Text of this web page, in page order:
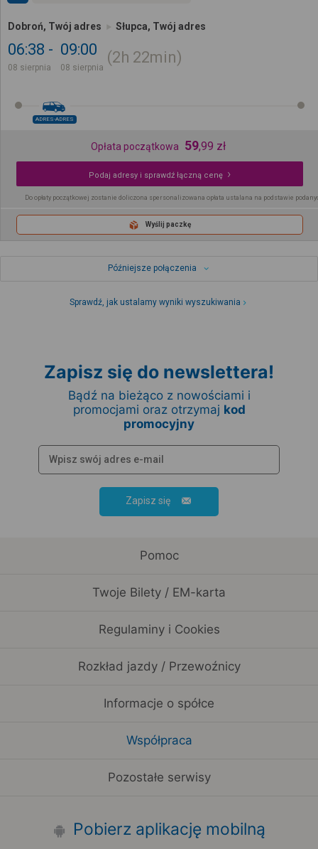
Dobroń, Twój adres Słupca, Twój adres
06:38
08 sierpnia
09:00
08 sierpnia
2h 22min
ADRES-ADRES
Opłata początkowa 59,99 zł
Podaj adresy i sprawdź łączną cenę
Do opłaty początkowej zostanie doliczona spersonalizowana opłata ustalana na podstawie
Wyślij paczkę
Późniejsze połączenia
Sprawdź, jak ustalamy wyniki wyszukiwania
Zapisz się do newslettera!
Bądź na bieżąco z nowościami i
promocjami oraz otrzymaj kod
promocyjny
Zapisz się
Pomoc
Twoje Bilety / EM-karta
Regulaminy i Cookies
Rozkład jazdy / Przewoźnicy
Informacje o spółce
Współpraca
Pozostałe serwisy
Pobierz aplikację mobilną